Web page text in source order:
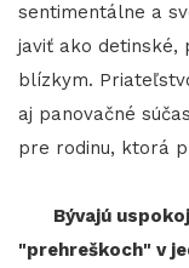
sentimentálne a
javiť ako detinské,
blízkym.
aj panovačné
pre rodinu, ktorá
Bývajú
"prehreškoch" v